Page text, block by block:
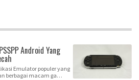
Android Yang
Emulator populer yang
berbagai macam ga…